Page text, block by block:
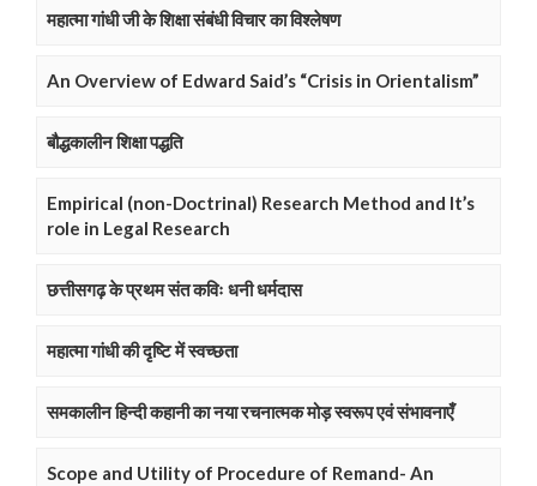
महात्मा गांधी जी के शिक्षा संबंधी विचार का विश्लेषण
An Overview of Edward Said’s “Crisis in Orientalism”
बौद्धकालीन शिक्षा पद्धति
Empirical (non-Doctrinal) Research Method and It’s
role in Legal Research
छत्तीसगढ़ के प्रथम संत कविः धनी धर्मदास
महात्मा गांधी की दृष्टि में स्वच्छता
समकालीन हिन्दी कहानी का नया रचनात्मक मोड़ स्वरूप एवं संभावनाएँ
Scope and Utility of Procedure of Remand- An